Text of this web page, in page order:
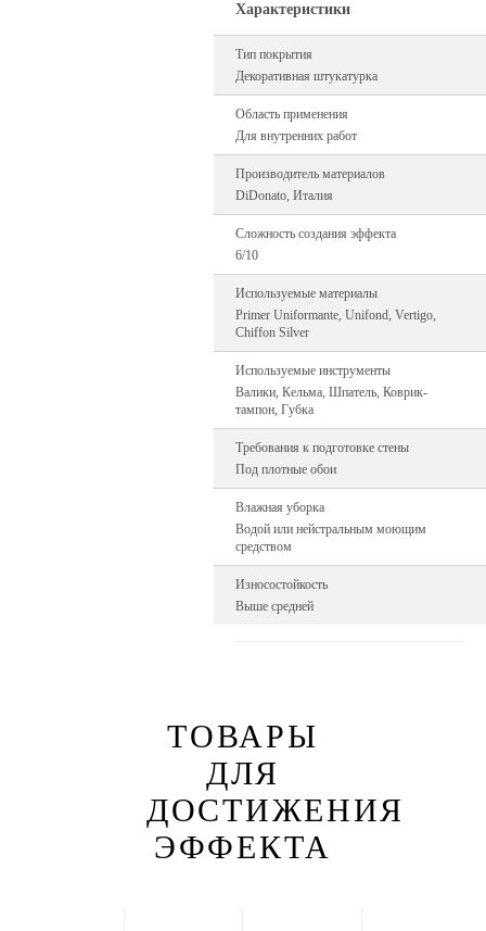
Характеристики
Тип покрытия
Декоративная штукатурка
Область применения
Для внутренних работ
Производитель материалов
DiDonato, Италия
Сложность создания эффекта
6/10
Используемые материалы
Primer Uniformante, Unifond, Vertigo,
Chiffon Silver
Используемые инструменты
Валики, Кельма, Шпатель, Коврик-
тампон, Губка
Требования к подготовке стены
Под плотные обои
Влажная уборка
Водой или нейстральным моющим
средством
Износостойкость
Выше средней
ТОВАРЫ
ДЛЯ
ДОСТИЖЕНИЯ
ЭФФЕКТА